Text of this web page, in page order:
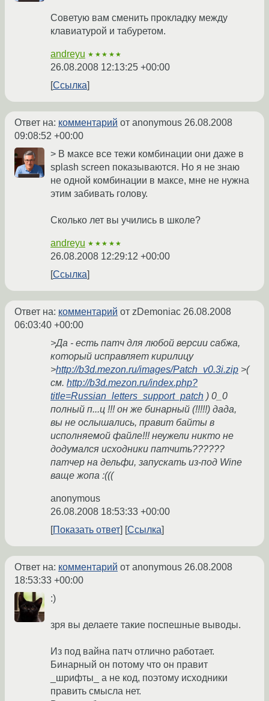
Советую вам сменить прокладку между
клавиатурой и табуретом.
andreyu ★★★★★
26.08.2008 12:13:25 +00:00
Ссылка
Ответ на: комментарий от anonymous 26.08.2008
09:08:52 +00:00
> В максе все тежи комбинации они даже в
splash screen показываются. Но я не знаю
не одной комбинации в максе, мне не нужна
этим забивать голову.
Сколько лет вы учились в школе?
andreyu ★★★★★
26.08.2008 12:29:12 +00:00
Ссылка
Ответ на: комментарий от zDemoniac 26.08.2008
06:03:40 +00:00
>Да - есть патч для любой версии сабжа,
который исправляет кирилицу
>http://b3d.mezon.ru/images/Patch_v0.3i.zip >(
см. http://b3d.mezon.ru/index.php?
title=Russian_letters_support_patch ) 0_0
полный п...ц !!! он же бинарный (!!!!!) дада,
вы не ослышались, правит байты в
исполняемой файле!!! неужели никто не
додумался исходники патчить??????
патчер на дельфи, запускать из-под Wine
ваще жопа :(((
anonymous
26.08.2008 18:53:33 +00:00
Показать ответ
Ссылка
Ответ на: комментарий от anonymous 26.08.2008
18:53:33 +00:00
:)
зря вы делаете такие поспешные выводы.
Из под вайна патч отлично работает.
Бинарный он потому что он правит
_шрифты_ а не код, поэтому исходники
править смысла нет.